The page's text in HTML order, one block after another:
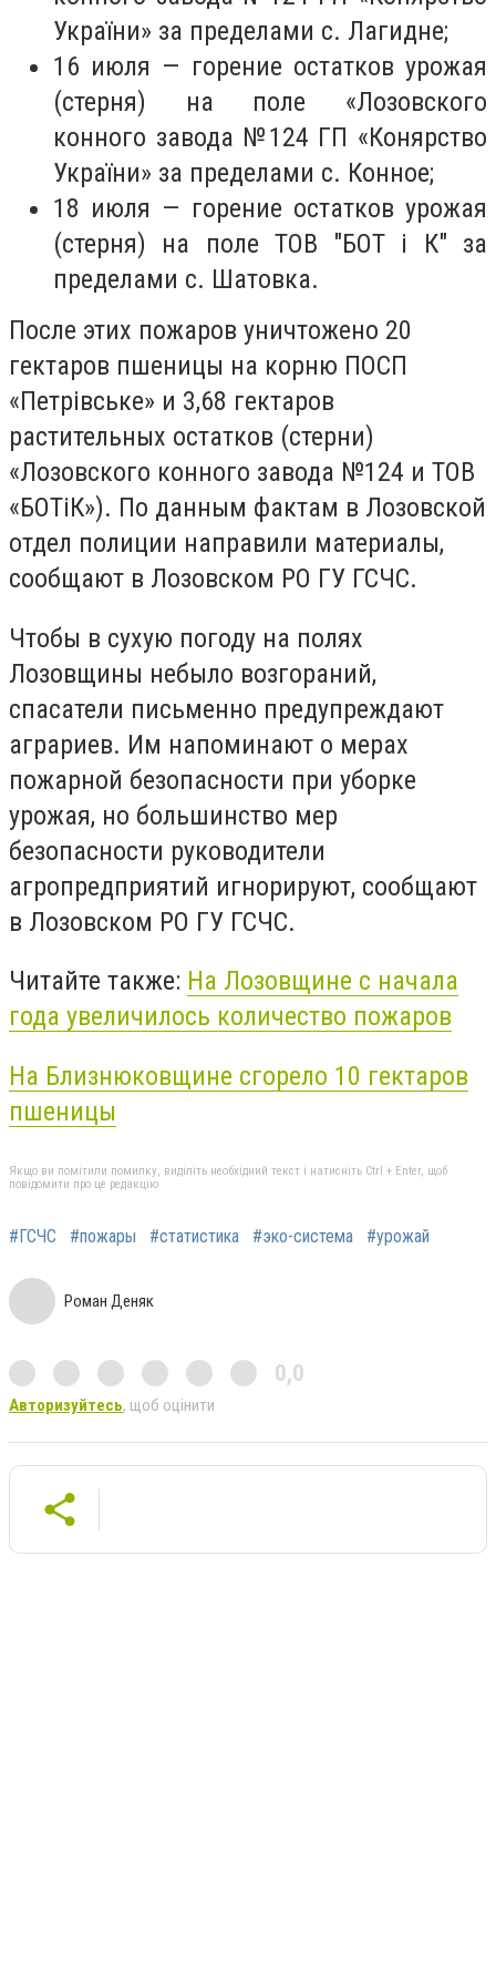
України» за пределами с. Лагидне;
16 июля — горение остатков урожая
(стерня) на поле «Лозовского
конного завода №124 ГП «Конярство
України» за пределами с. Конное;
18 июля — горение остатков урожая
(стерня) на поле ТОВ "БОТ і К" за
пределами с. Шатовка.
После этих пожаров уничтожено 20
гектаров пшеницы на корню ПОСП
«Петрівське» и 3,68 гектаров
растительных остатков (стерни)
«Лозовского конного завода №124 и ТОВ
«БОТіК»). По данным фактам в Лозовской
отдел полиции направили материалы,
сообщают в Лозовском РО ГУ ГСЧС.
Чтобы в сухую погоду на полях
Лозовщины небыло возгораний,
спасатели письменно предупреждают
аграриев. Им напоминают о мерах
пожарной безопасности при уборке
урожая, но большинство мер
безопасности руководители
агропредприятий игнорируют, сообщают
в Лозовском РО ГУ ГСЧС.
Читайте также: На Лозовщине с начала
года увеличилось количество пожаров
На Близнюковщине сгорело 10 гектаров
пшеницы
Якщо ви помітили помилку, виділіть необхідний текст і натисніть Ctrl + Enter, щоб
повідомити про це редакцію
#ГСЧС #пожары #статистика #эко-система #урожай
Роман Деняк
0,0
Авторизуйтесь, щоб оцінити